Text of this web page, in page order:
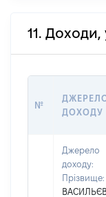
11.
№
ДОХОДУ
Джерело
доходу:
Прізвище: